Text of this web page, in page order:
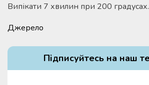
Випікати 7 хвилин при 200 градусах.
Джерело